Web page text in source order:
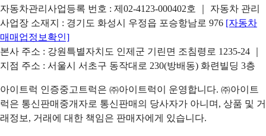
자동차관리사업등록 번호 : 제02-4123-000402호 ｜ 자동차 관리
사업장 소재지 : 경기도 화성시 우정읍 포승항남로 976 [자동차
매매업정보확인]
본사 주소 : 강원특별자치도 인제군 기린면 조침령로 1235-24 ｜
지점 주소 : 서울시 서초구 동작대로 230(방배동) 화련빌딩 3층
아이트럭 인증중고트럭은 ㈜아이트럭이 운영합니다. ㈜아이트
럭은 통신판매중개자로 통신판매의 당사자가 아니며, 상품 및 거
래정보, 거래에 대한 책임은 판매자에게 있습니다.